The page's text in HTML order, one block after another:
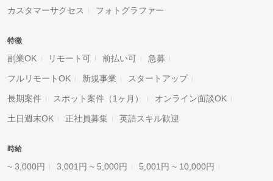
カスタマーサクセス フォトグラファー
特徴
副業OK リモート可 前払い可 急募
フルリモートOK 新規事業 スタートアップ
長期案件 スポット案件（1ヶ月） オンライン面談OK
土日週末OK 正社員募集 英語スキル歓迎
時給
~ 3,000円 3,001円 ~ 5,000円 5,001円 ~ 10,000円